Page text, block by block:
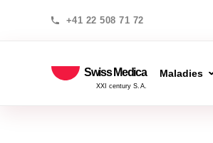
+41 22 508 71 72
Swiss Medica
XXI century S.A.
Maladies